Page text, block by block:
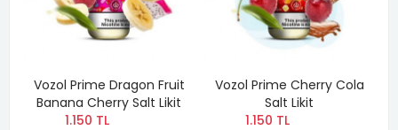
Vozol Prime Dragon Fruit
Banana Cherry Salt Likit
1.150 TL
Vozol Prime Cherry Cola
Salt Likit
1.150 TL